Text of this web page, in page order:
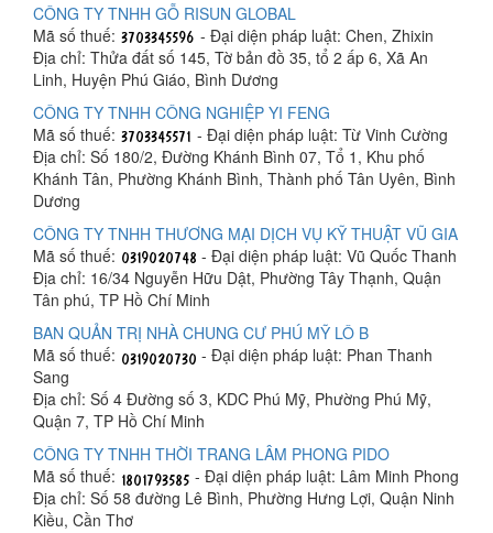
CÔNG TY TNHH GỖ RISUN GLOBAL
Mã số thuế:
- Đại diện pháp luật: Chen, Zhixin
Địa chỉ: Thửa đất số 145, Tờ bản đồ 35, tổ 2 ấp 6, Xã An
Linh, Huyện Phú Giáo, Bình Dương
CÔNG TY TNHH CÔNG NGHIỆP YI FENG
Mã số thuế:
- Đại diện pháp luật: Từ Vinh Cường
Địa chỉ: Số 180/2, Đường Khánh Bình 07, Tổ 1, Khu phố
Khánh Tân, Phường Khánh Bình, Thành phố Tân Uyên, Bình
Dương
CÔNG TY TNHH THƯƠNG MẠI DỊCH VỤ KỸ THUẬT VŨ GIA
Mã số thuế:
- Đại diện pháp luật: Vũ Quốc Thanh
Địa chỉ: 16/34 Nguyễn Hữu Dật, Phường Tây Thạnh, Quận
Tân phú, TP Hồ Chí Minh
BAN QUẢN TRỊ NHÀ CHUNG CƯ PHÚ MỸ LÔ B
Mã số thuế:
- Đại diện pháp luật: Phan Thanh
Sang
Địa chỉ: Số 4 Đường số 3, KDC Phú Mỹ, Phường Phú Mỹ,
Quận 7, TP Hồ Chí Minh
CÔNG TY TNHH THỜI TRANG LÂM PHONG PIDO
Mã số thuế:
- Đại diện pháp luật: Lâm Minh Phong
Địa chỉ: Số 58 đường Lê Bình, Phường Hưng Lợi, Quận Ninh
Kiều, Cần Thơ